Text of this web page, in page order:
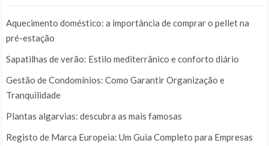
Aquecimento doméstico: a importância de comprar o pellet na
pré-estação
Sapatilhas de verão: Estilo mediterrânico e conforto diário
Gestão de Condomínios: Como Garantir Organização e
Tranquilidade
Plantas algarvias: descubra as mais famosas
Registo de Marca Europeia: Um Guia Completo para Empresas